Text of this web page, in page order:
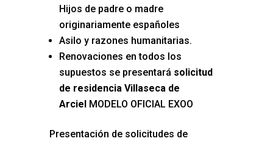
Hijos de padre o madre
originariamente españoles
Asilo y razones humanitarias.
Renovaciones en todos los
supuestos se presentará solicitud
de residencia Villaseca de
ArcielMODELO OFICIAL EXOO
Presentación de solicitudes de